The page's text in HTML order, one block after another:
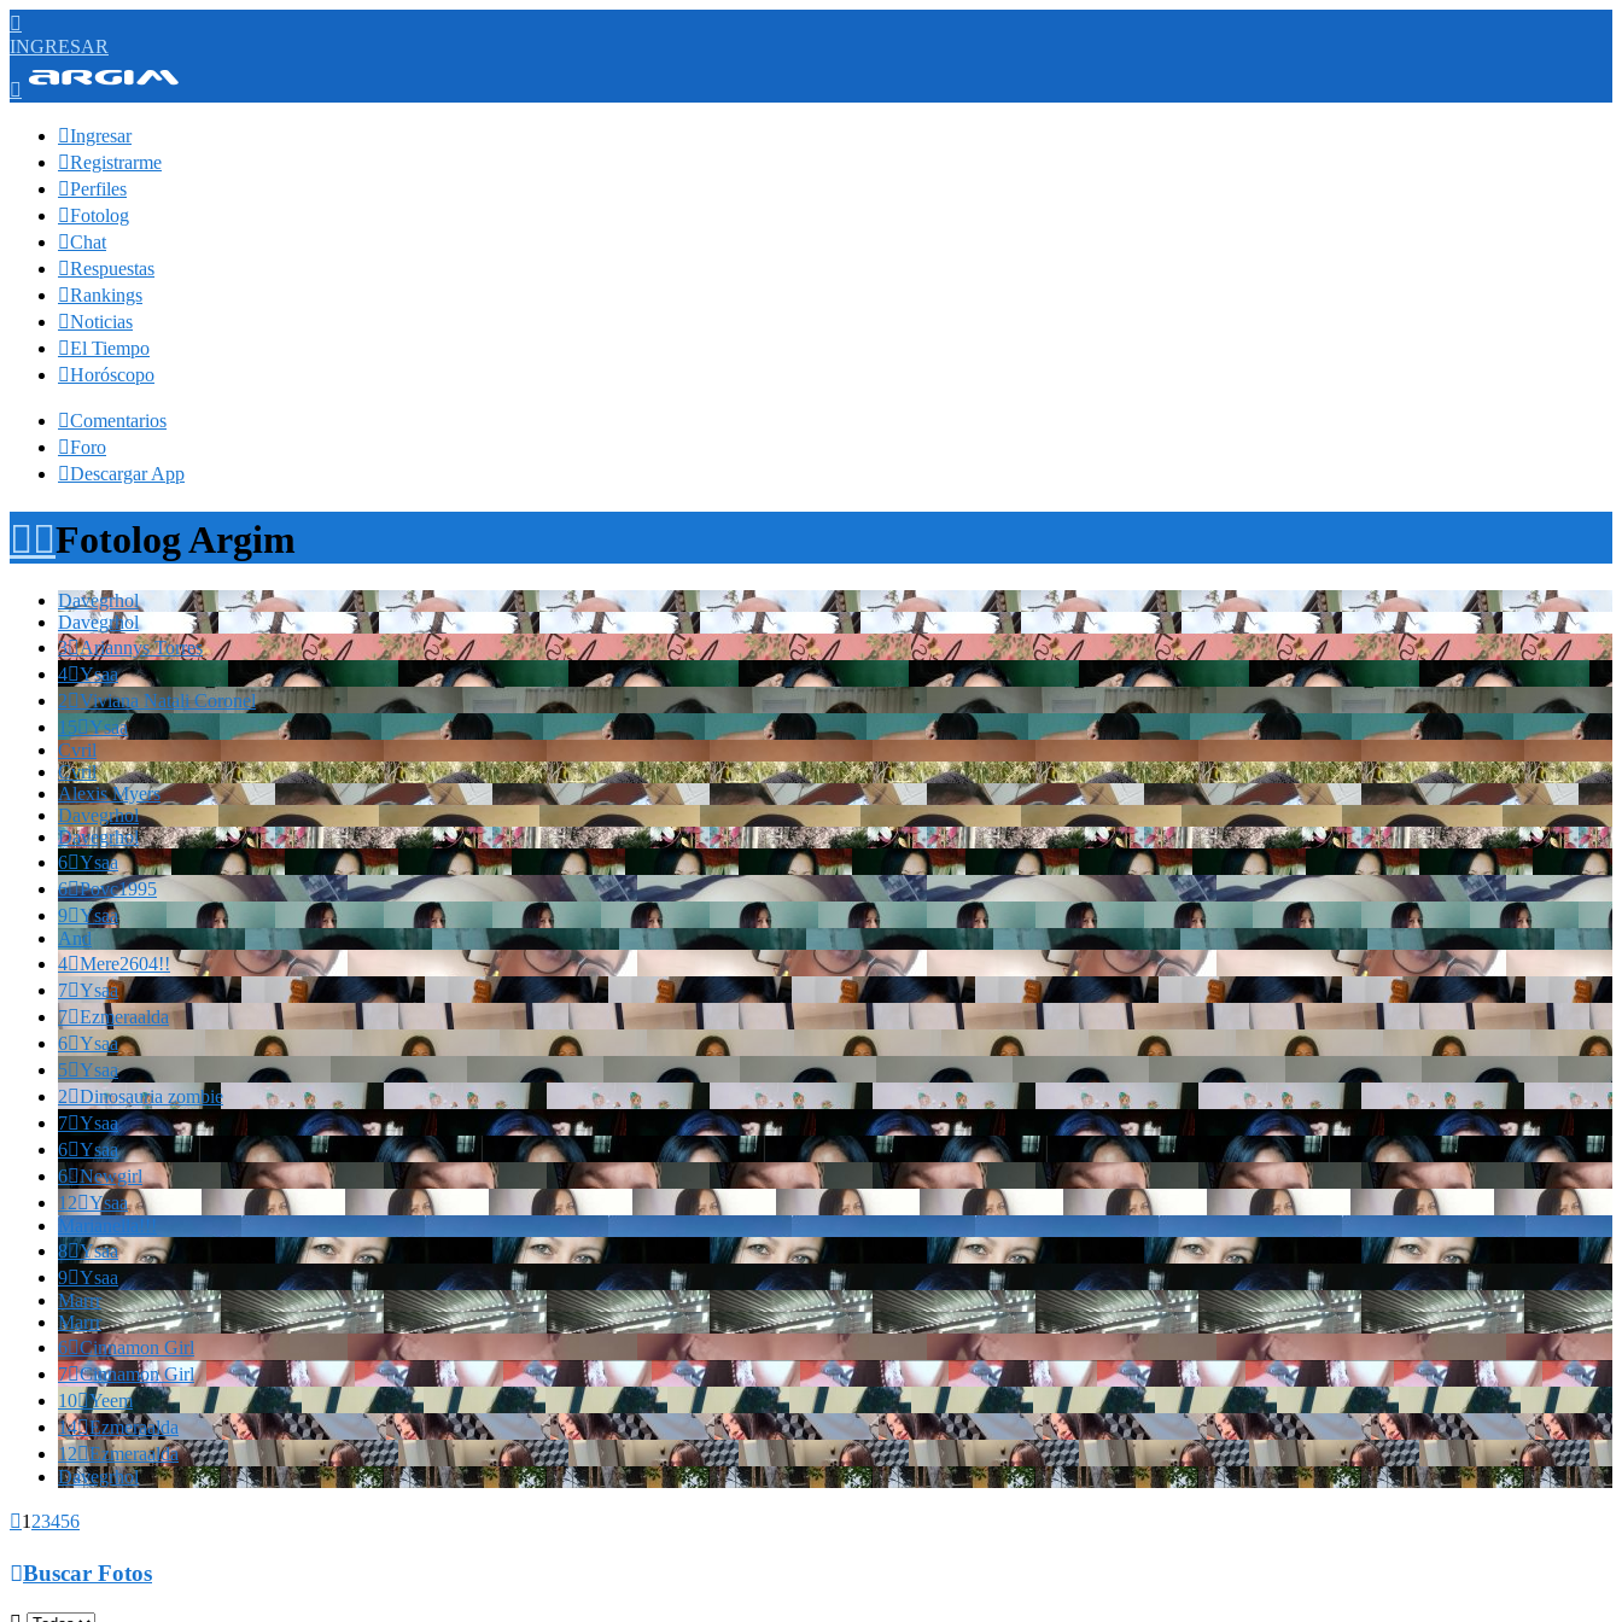

INGRESAR

Ingresar
Registrarme
Perfiles
Fotolog
Chat
Respuestas
Rankings
Noticias
El Tiempo
Horóscopo
Comentarios
Foro
Descargar App
Fotolog Argim
Davegrhol
Davegrhol
3Ariannys Torres
4Ysaa
2Viviana Natali Coronel
15Ysaa
Cvril
Cvril
Alexis Myers
Davegrhol
Davegrhol
6Ysaa
6Povc1995
9Ysaa
And
4Mere2604!!
7Ysaa
7Ezmeraalda
6Ysaa
5Ysaa
2Dinosauria zombie
7Ysaa
6Ysaa
6Newgirl
12Ysaa
Marianella!!!
8Ysaa
9Ysaa
Marrr
Marrr
6Cinnamon Girl
7Cinnamon Girl
10Yeem
14Ezmeraalda
12Ezmeraalda
Davegrhol
1 23456
Buscar Fotos